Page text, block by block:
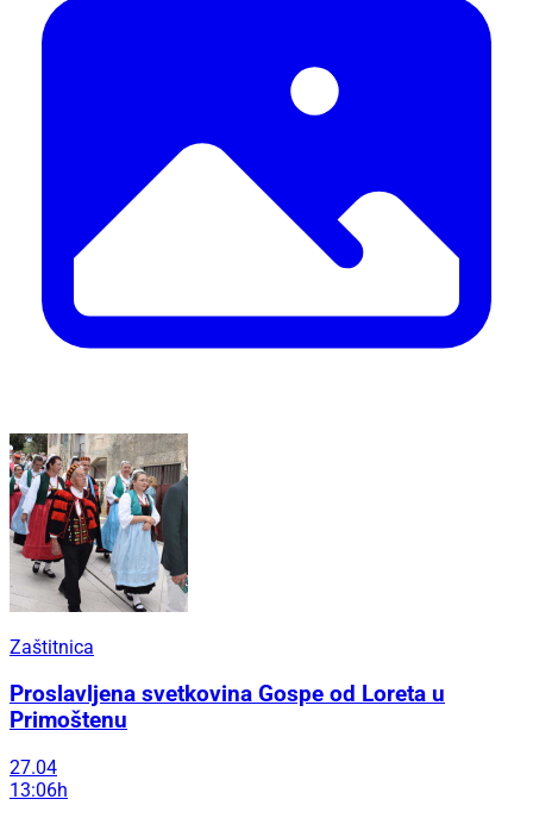
Zaštitnica
Proslavljena svetkovina Gospe od Loreta u
Primoštenu
27.04
13:06h